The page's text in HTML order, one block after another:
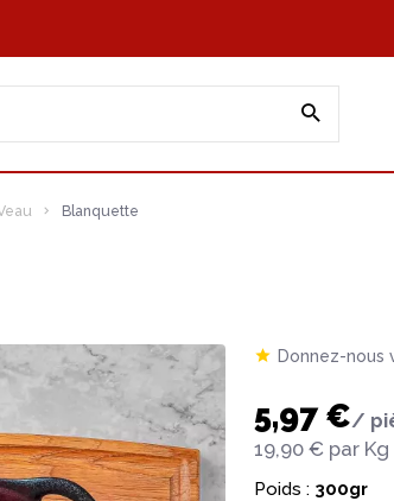
Blanquette
Donnez-nous
5,97 €/
19,90 € par Kg
Poids : 300gr